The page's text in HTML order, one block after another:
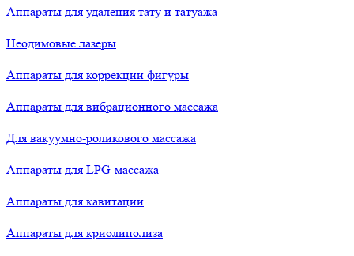
Аппараты для удаления тату и татуажа
Неодимовые лазеры
Аппараты для коррекции фигуры
Аппараты для вибрационного массажа
Для вакуумно-роликового массажа
Аппараты для LPG-массажа
Аппараты для кавитации
Аппараты для криолиполиза